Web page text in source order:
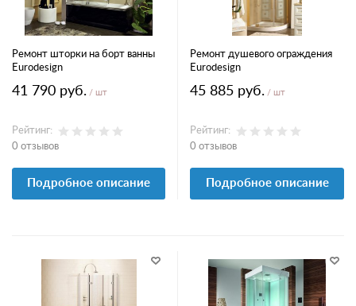
Ремонт шторки на борт ванны
Eurodesign
41 790 руб. / шт
Рейтинг:
0 отзывов
Подробное описание
Ремонт душевого ограждения
Eurodesign
45 885 руб. / шт
Рейтинг:
0 отзывов
Подробное описание